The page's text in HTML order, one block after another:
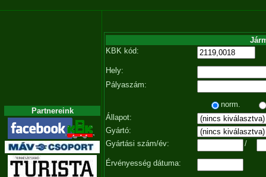
Partnereink
KBK kód:
Hely:
Pályaszám:
norm.
Állapot:
Gyártó:
Gyártási szám/év:
/
Érvényesség dátuma: